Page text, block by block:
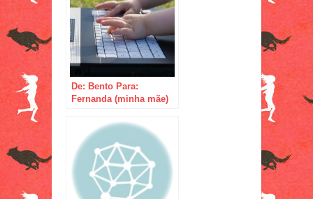
De: Bento Para:
Fernanda (minha mãe)